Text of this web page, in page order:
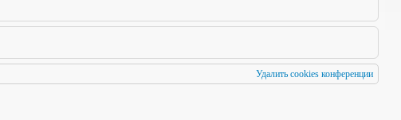
Удалить cookies конференции